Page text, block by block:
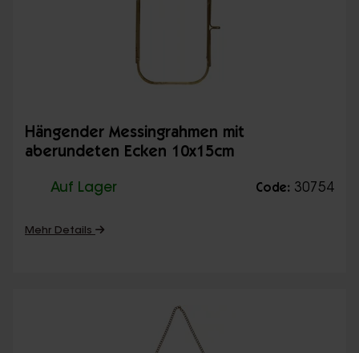
Hängender Messingrahmen mit
aberundeten Ecken 10x15cm
Auf Lager Code: 30754
Mehr Details